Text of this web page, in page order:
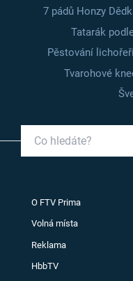
7 pádů Honzy
Tatarák
Pěstování
Tvarohové
O FTV Prima
Volná místa
Reklama
HbbTV